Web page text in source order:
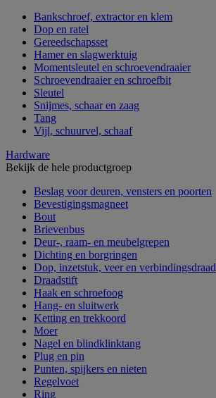
Bankschroef, extractor en klem
Dop en ratel
Gereedschapsset
Hamer en slagwerktuig
Momentsleutel en schroevendraaier
Schroevendraaier en schroefbit
Sleutel
Snijmes, schaar en zaag
Tang
Vijl, schuurvel, schaaf
Hardware
Bekijk de hele productgroep
Beslag voor deuren, vensters en poorten
Bevestigingsmagneet
Bout
Brievenbus
Deur-, raam- en meubelgrepen
Dichting en borgringen
Dop, inzetstuk, veer en verbindingsdraad
Draadstift
Haak en schroefoog
Hang- en sluitwerk
Ketting en trekkoord
Moer
Nagel en blindklinktang
Plug en pin
Punten, spijkers en nieten
Regelvoet
Ring